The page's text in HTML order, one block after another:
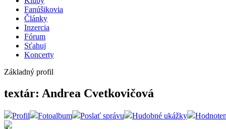
Fanúšikovia
Články
Inzercia
Fórum
Sťahuj
Koncerty
Základný profil
textár: Andrea Cvetkovičová
Profil Fotoalbum Poslať správu Hudobné ukážky